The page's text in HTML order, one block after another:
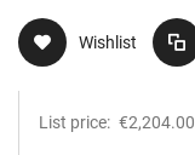
Wishlist
List price: €2,204.00